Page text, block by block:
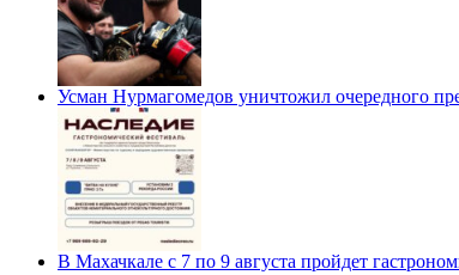
Усман Нурмагомедов уничтожил очередного
В Махачкале с 7 по 9 августа пройдет